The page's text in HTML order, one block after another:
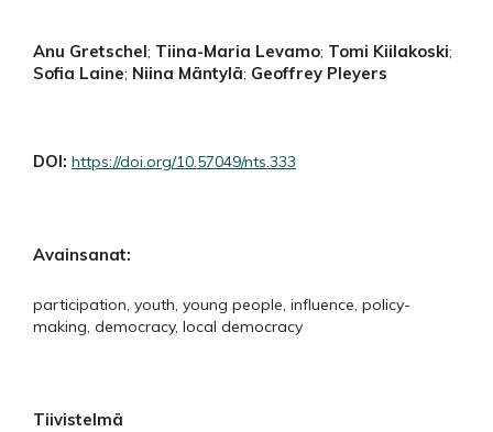
Anu Gretschel; Tiina-Maria Levamo; Tomi Kiilakoski;
Sofia Laine; Niina Mäntylä; Geoffrey Pleyers
DOI: https://doi.org/10.57049/nts.333
Avainsanat:
participation, youth, young people, influence, policy-
making, democracy, local democracy
Tiivistelmä